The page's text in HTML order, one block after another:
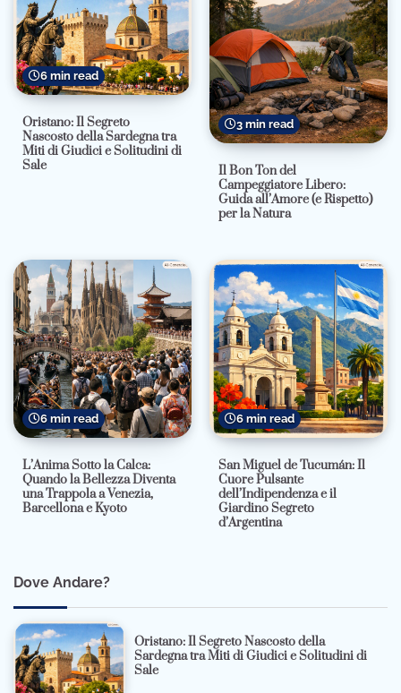
6 min read
Oristano: Il Segreto
Nascosto della Sardegna tra
Miti di Giudici e Solitudini di
Sale
3 min read
Il Bon Ton del
Campeggiatore Libero:
Guida all’Amore (e Rispetto)
per la Natura
6 min read
L’Anima Sotto la Calca:
Quando la Bellezza Diventa
una Trappola a Venezia,
Barcellona e Kyoto
6 min read
San Miguel de Tucumán: Il
Cuore Pulsante
dell’Indipendenza e il
Giardino Segreto
d’Argentina
Dove Andare?
Oristano: Il Segreto Nascosto della
Sardegna tra Miti di Giudici e Solitudini di
Sale